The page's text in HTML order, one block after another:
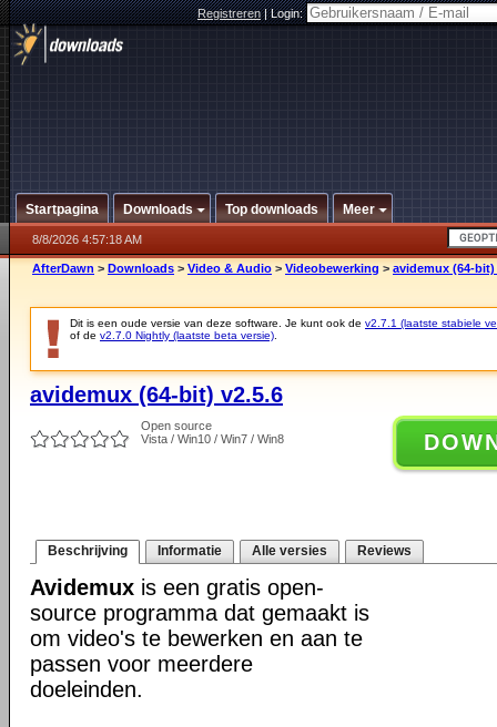
Registreren|Login:
Startpagina Downloads Top downloads Meer
8/8/2026 4:57:18 AM
AfterDawn > Downloads > Video & Audio > Videobewerking > avidemux (64-bit)
Dit is een oude versie van deze software. Je kunt ook de v2.7.1 (laatste stabiele
of de v2.7.0 Nightly (laatste beta versie)
avidemux (64-bit) v2.5.6
Open source
Vista / Win10 / Win7 / Win8
Beschrijving Informatie Alle versies Reviews
Avidemux is een gratis open-
source programma dat gemaakt is
om video's te bewerken en aan te
passen voor meerdere
doeleinden.